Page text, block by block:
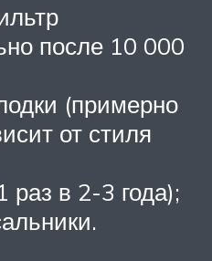
после 10 000
(примерно
от стиля
раз в 2-3 года);